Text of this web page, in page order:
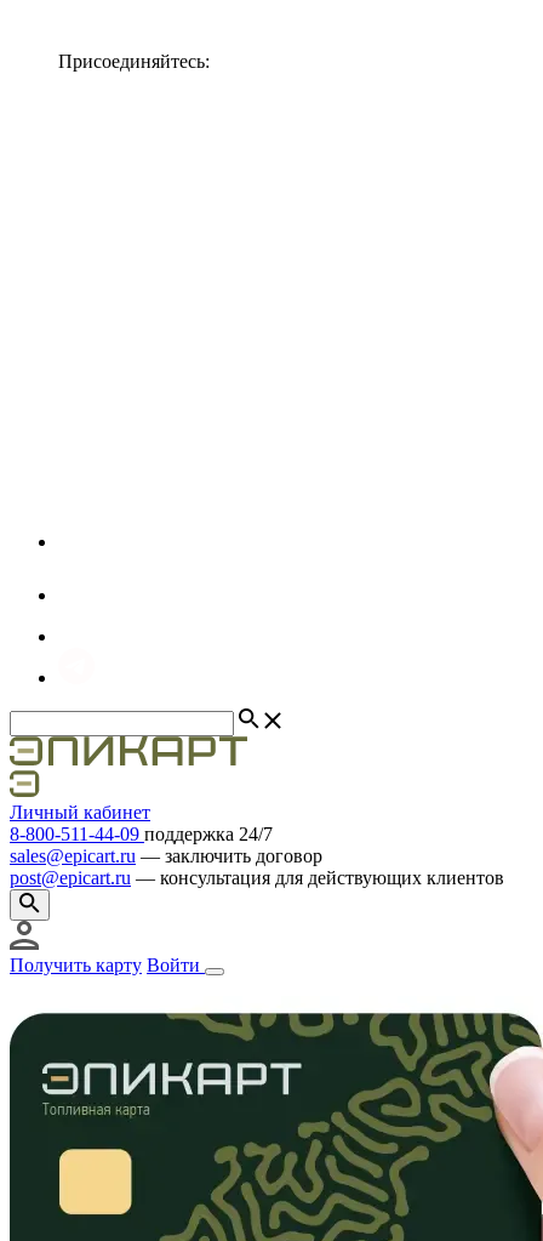
Присоединяйтесь:
Личный кабинет
8-800-511-44-09 поддержка 24/7
sales@epicart.ru ― заключить договор
post@epicart.ru ― консультация для действующих клиентов
Получить карту Войти